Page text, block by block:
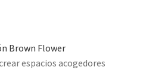
Brown Flower
espacios acogedores